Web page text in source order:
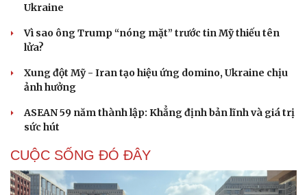
Ukraine
Vì sao ông Trump “nóng mặt” trước tin Mỹ thiếu tên
lửa?
Xung đột Mỹ - Iran tạo hiệu ứng domino, Ukraine chịu
ảnh hưởng
ASEAN 59 năm thành lập: Khẳng định bản lĩnh và giá trị
sức hút
CUỘC SỐNG ĐÓ ĐÂY